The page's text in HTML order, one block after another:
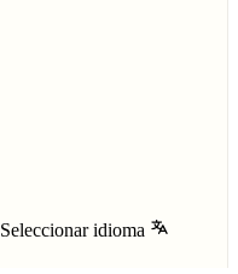
Seleccionar idioma